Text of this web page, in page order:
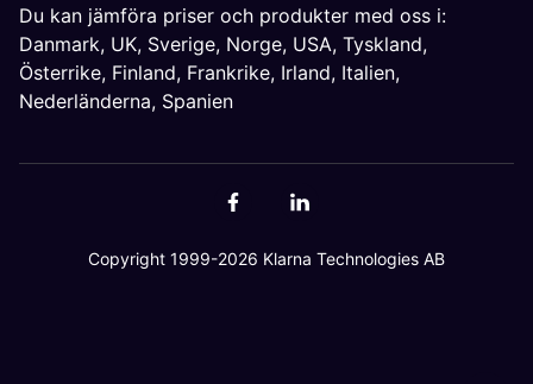
Du kan jämföra priser och produkter med oss i:
Danmark, UK, Sverige, Norge, USA, Tyskland,
Österrike, Finland, Frankrike, Irland, Italien,
Nederländerna, Spanien
Copyright 1999-2026 Klarna Technologies AB